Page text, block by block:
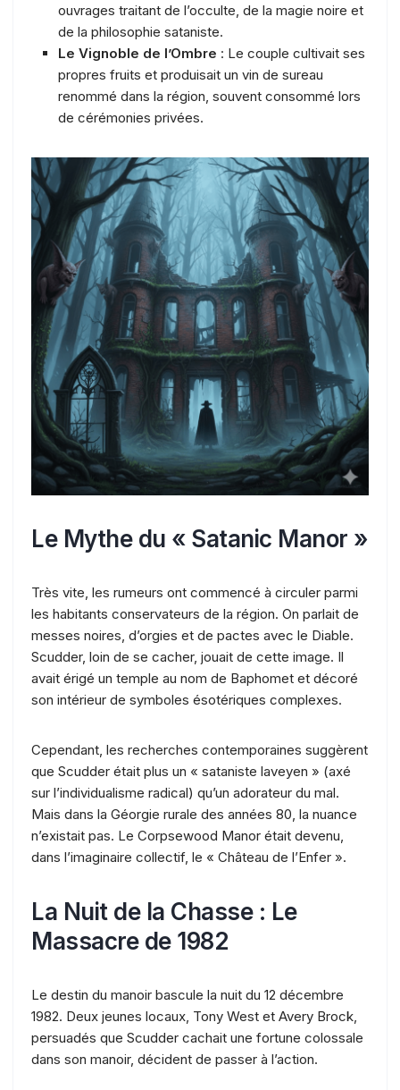
ouvrages traitant de l’occulte, de la magie noire et
de la philosophie sataniste.
Le Vignoble de l’Ombre : Le couple cultivait ses
propres fruits et produisait un vin de sureau
renommé dans la région, souvent consommé lors
de cérémonies privées.
Le Mythe du « Satanic Manor »
Très vite, les rumeurs ont commencé à circuler parmi
les habitants conservateurs de la région. On parlait de
messes noires, d’orgies et de pactes avec le Diable.
Scudder, loin de se cacher, jouait de cette image. Il
avait érigé un temple au nom de Baphomet et décoré
son intérieur de symboles ésotériques complexes.
Cependant, les recherches contemporaines suggèrent
que Scudder était plus un « sataniste laveyen » (axé
sur l’individualisme radical) qu’un adorateur du mal.
Mais dans la Géorgie rurale des années 80, la nuance
n’existait pas. Le Corpsewood Manor était devenu,
dans l’imaginaire collectif, le « Château de l’Enfer ».
La Nuit de la Chasse : Le
Massacre de 1982
Le destin du manoir bascule la nuit du 12 décembre
1982. Deux jeunes locaux, Tony West et Avery Brock,
persuadés que Scudder cachait une fortune colossale
dans son manoir, décident de passer à l’action.